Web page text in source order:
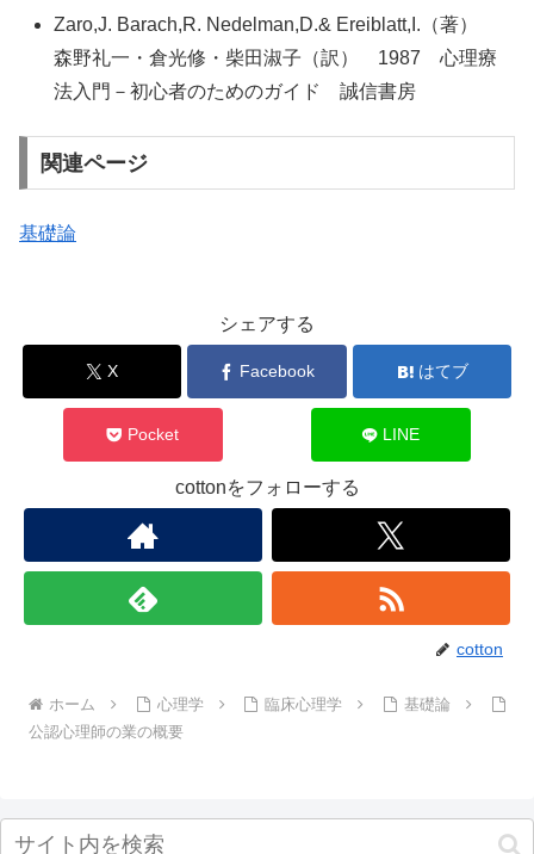
Zaro,J. Barach,R. Nedelman,D.& Ereiblatt,I.（著）
森野礼一・倉光修・柴田淑子（訳） 1987 心理療
法入門－初心者のためのガイド 誠信書房
関連ページ
基礎論
シェアする
X Facebook はてブ
Pocket LINE
cottonをフォローする
cotton
ホーム 心理学 臨床心理学
基礎論
公認心理師の業の概要